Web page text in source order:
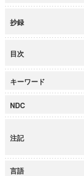
抄録
目次
キーワード
NDC
注記
言語